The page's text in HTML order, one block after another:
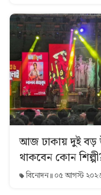
আজ ঢাকায় দুই বড়
থাকবেন কোন
বিনোদন ০৫ আগস্ট